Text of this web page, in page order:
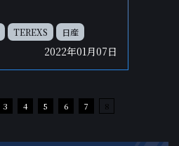
TEREXS 日産
2022年01月07日
3 4 5 6 7 8